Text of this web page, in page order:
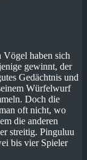
haben sich
gewinnt, der
Gedächtnis und
Würfelwurf
Doch die
oft nicht, wo
die anderen
streitig. Pinguluu
bis vier Spieler